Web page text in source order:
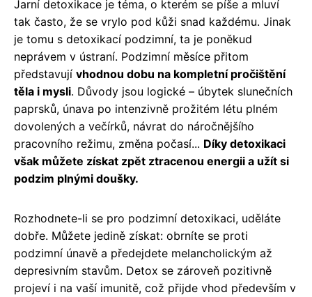
Jarní detoxikace je téma, o kterém se píše a mluví
tak často, že se vrylo pod kůži snad každému. Jinak
je tomu s detoxikací podzimní, ta je poněkud
neprávem v ústraní. Podzimní měsíce přitom
představují vhodnou dobu na kompletní pročištění
těla i mysli. Důvody jsou logické – úbytek slunečních
paprsků, únava po intenzivně prožitém létu plném
dovolených a večírků, návrat do náročnějšího
pracovního režimu, změna počasí... Díky detoxikaci
však můžete získat zpět ztracenou energii a užít si
podzim plnými doušky.
Rozhodnete-li se pro podzimní detoxikaci, uděláte
dobře. Můžete jedině získat: obrníte se proti
podzimní únavě a předejdete melancholickým až
depresivním stavům. Detox se zároveň pozitivně
projeví i na vaší imunitě, což přijde vhod především v